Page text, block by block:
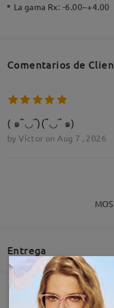
La gama Rx: -6.00~+4.00
Comentarios de
( ๑‾̀◡‾́)(‾̀◡‾́ ๑)
by Víctor on Aug 7 , 2026
Entrega
Pedido realizado
Revestimiento